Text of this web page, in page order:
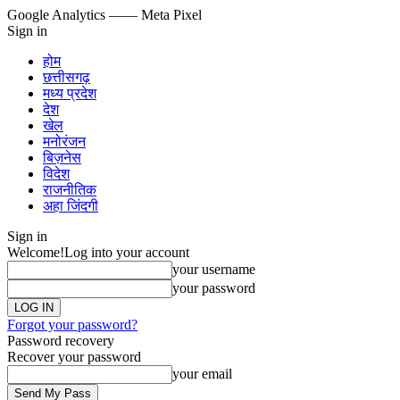
Google Analytics —— Meta Pixel
Sign in
होम
छत्तीसगढ़
मध्य प्रदेश
देश
खेल
मनोरंजन
बिज़नेस
विदेश
राजनीतिक
अहा जिंदगी
Sign in
Welcome!Log into your account
your username
your password
Forgot your password?
Password recovery
Recover your password
your email